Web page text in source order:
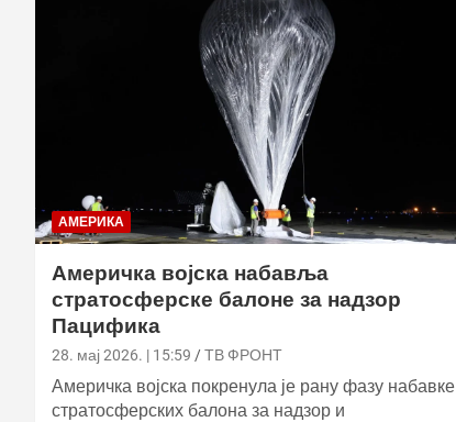
АМЕРИКА
Америчка војска набавља
стратосферске балоне за надзор
Пацифика
28. мај 2026. | 15:59 ТВ ФРОНТ
Америчка војска покренула је рану фазу набавке
стратосферских балона за надзор и